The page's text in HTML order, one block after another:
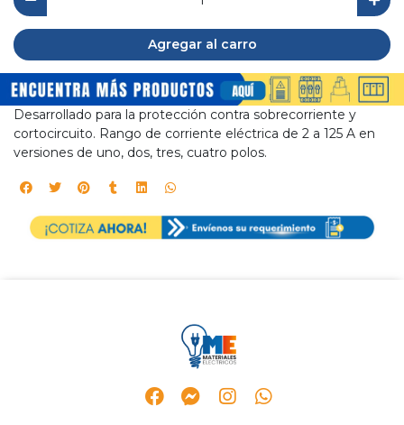
Agregar al carro
Desarrollado para la protección contra sobrecorriente y
cortocircuito. Rango de corriente eléctrica de 2 a 125 A en
versiones de uno, dos, tres, cuatro polos.